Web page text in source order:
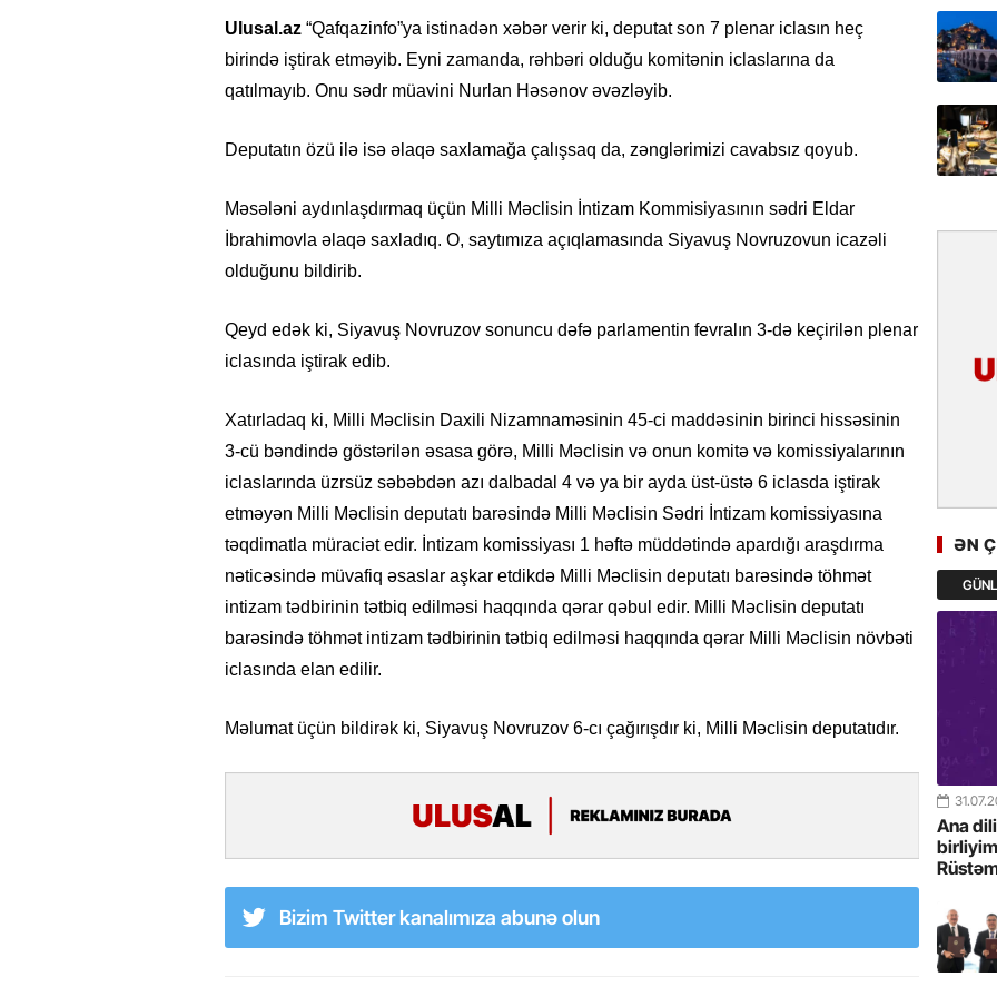
Ulusal.az “Qafqazinfo”ya istinadən xəbər verir ki, deputat son 7 plenar iclasın heç
birində iştirak etməyib. Eyni zamanda, rəhbəri olduğu komitənin iclaslarına da
qatılmayıb. Onu sədr müavini Nurlan Həsənov əvəzləyib.
Deputatın özü ilə isə əlaqə saxlamağa çalışsaq da, zənglərimizi cavabsız qoyub.
Məsələni aydınlaşdırmaq üçün Milli Məclisin İntizam Kommisiyasının sədri Eldar
İbrahimovla əlaqə saxladıq. O, saytımıza açıqlamasında Siyavuş Novruzovun icazəli
olduğunu bildirib.
Qeyd edək ki, Siyavuş Novruzov sonuncu dəfə parlamentin fevralın 3-də keçirilən plenar
iclasında iştirak edib.
Xatırladaq ki, Milli Məclisin Daxili Nizamnaməsinin 45-ci maddəsinin birinci hissəsinin
3-cü bəndində göstərilən əsasa görə, Milli Məclisin və onun komitə və komissiyalarının
iclaslarında üzrsüz səbəbdən azı dalbadal 4 və ya bir ayda üst-üstə 6 iclasda iştirak
etməyən Milli Məclisin deputatı barəsində Milli Məclisin Sədri İntizam komissiyasına
təqdimatla müraciət edir. İntizam komissiyası 1 həftə müddətində apardığı araşdırma
nəticəsində müvafiq əsaslar aşkar etdikdə Milli Məclisin deputatı barəsində töhmət
intizam tədbirinin tətbiq edilməsi haqqında qərar qəbul edir. Milli Məclisin deputatı
barəsində töhmət intizam tədbirinin tətbiq edilməsi haqqında qərar Milli Məclisin növbəti
iclasında elan edilir.
Məlumat üçün bildirək ki, Siyavuş Novruzov 6-cı çağırışdır ki, Milli Məclisin deputatıdır.
Bizim Twitter kanalımıza abunə olun
Yeni
ŞƏRH
Asiya
Türkiyə
YAP
ƏN
Ana